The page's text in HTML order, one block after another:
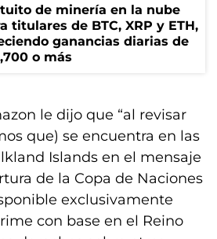
de minería en la nube
titulares de BTC, XRP y ETH,
ganancias diarias de
o más
le dijo que “al revisar
que) se encuentra en las
Islands en el mensaje
de la Copa de Naciones
exclusivamente
con base en el Reino